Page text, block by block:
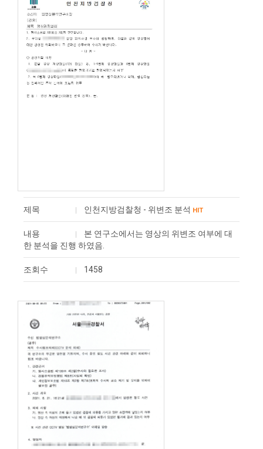
제목 인천지방검찰청 - 위변조 분석 HIT
내용
본 연구소에서는 영상의 위변조 여부에 대
한 분석을 진행 하였음.
조회수 1458